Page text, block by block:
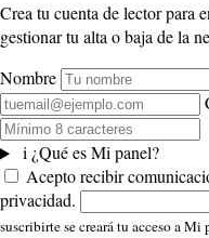
Crea tu cuenta de lector para
gestionar tu alta o baja de la
Nombre
i¿Qué es Mi panel?
Acepto recibir
privacidad.
suscribirte se creará tu acceso a